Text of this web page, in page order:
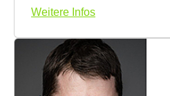
Weitere Infos